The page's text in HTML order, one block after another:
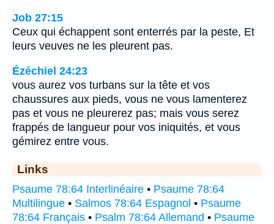
Job 27:15
Ceux qui échappent sont enterrés par la peste, Et
leurs veuves ne les pleurent pas.
Ézéchiel 24:23
vous aurez vos turbans sur la tête et vos
chaussures aux pieds, vous ne vous lamenterez
pas et vous ne pleurerez pas; mais vous serez
frappés de langueur pour vos iniquités, et vous
gémirez entre vous.
Links
Psaume 78:64 Interlinéaire • Psaume 78:64
Multilingue • Salmos 78:64 Espagnol • Psaume
78:64 Français • Psalm 78:64 Allemand • Psaume